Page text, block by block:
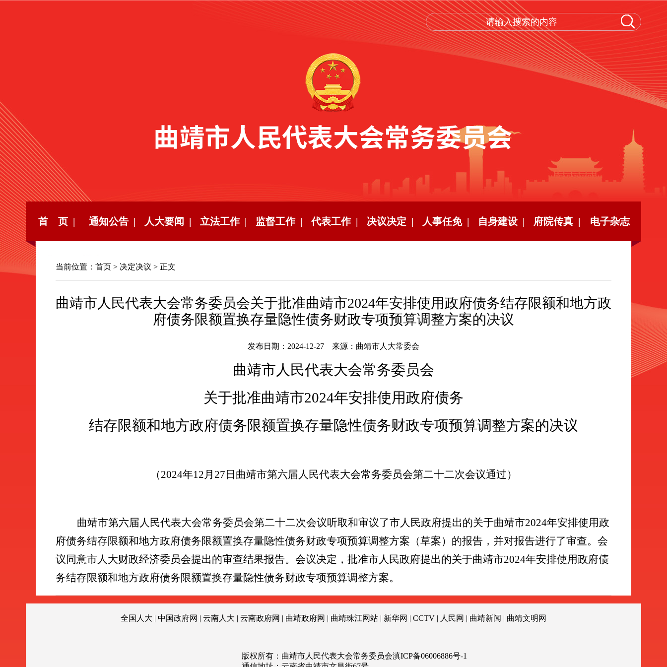
首 页 | 通知公告 | 人大要闻 | 立法工作 | 监督工作 | 代表工作 | 决议决定 | 人事任免 | 自身建设 | 府院传真 | 电子杂志
当前位置： 首页 > 决定决议 > 正文
曲靖市人民代表大会常务委员会关于批准曲靖市2024年安排使用政府债务结存限额和地方政
府债务限额置换存量隐性债务财政专项预算调整方案的决议
发布日期：2024-12-27 来源：曲靖市人大常委会
曲靖市人民代表大会常务委员会
关于批准曲靖市2024年安排使用政府债务
结存限额和地方政府债务限额置换存量隐性债务财政专项预算调整方案的决议
（2024年12 月 27 日 曲靖市第六届人民代表大会常务委员会第二十二次会议通过）
曲靖市第六届人民代表大会常务委员会第二十二次会议听取和审议了市人民政府提出的关于曲靖市2024年安排使用政
府债务结存限额和地方政府债务限额置换存量隐性债务财政专项预算调整方案（草案）的报告，并对报告进行了审查。会
议同意市人大财政经济委员会提出的审查结果报告。会议决定，批准市人民政府提出的关于曲靖市2024年安排使用政府债
务结存限额和地方政府债务限额置换存量隐性债务财政专项预算调整方案。
全国人大 | 中国政府网 | 云南人大 | 云南政府网 | 曲靖政府网 | 曲靖珠江网站 | 新华网 | CCTV | 人民网 | 曲靖新闻 | 曲靖文明网
版权所有：曲靖市人民代表大会常务委员会滇ICP备06006886号-1